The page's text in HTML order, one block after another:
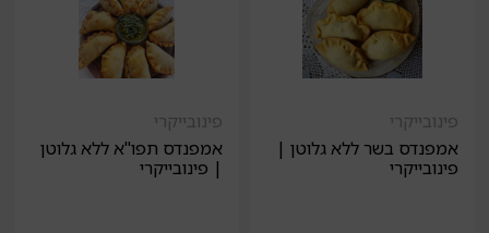
פינובייקרי
אמפנדס בשר ללא גלוטן |
פינובייקרי
פינובייקרי
אמפנדס תפו"א ללא גלוטן
| פינובייקרי